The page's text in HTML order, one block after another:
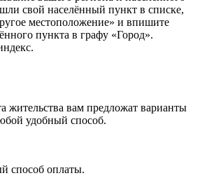
свой населённый пункт в списке,
местоположение» и впишите
пункта в графу «Город».
жительства вам предложат варианты
удобный способ.
способ оплаты.